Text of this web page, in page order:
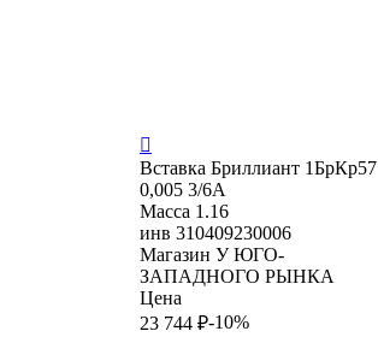

Вставка Бриллиант 1БрКр57
0,005 3/6А
Масса 1.16
инв 310409230006
Магазин У ЮГО-
ЗАПАДНОГО РЫНКА
Цена
23 744 ₽-10%